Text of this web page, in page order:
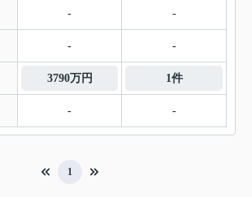
- -
- -
3790万円 1件
- -
1